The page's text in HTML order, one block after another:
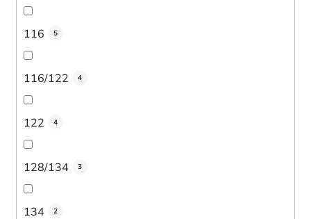
116 5
116/122 4
122 4
128/134 3
134 2